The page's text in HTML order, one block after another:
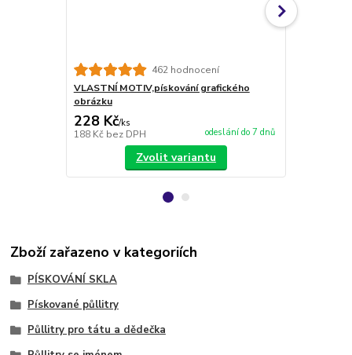
462 hodnocení
VLASTNÍ MOTIV,pískování grafického
obrázku
228 Kč/ks
188 Kč bez DPH odeslání do 7 dnů
Zvolit variantu
Zboží zařazeno v kategoriích
PÍSKOVÁNÍ SKLA
Pískované půllitry
Půllitry pro tátu a dědečka